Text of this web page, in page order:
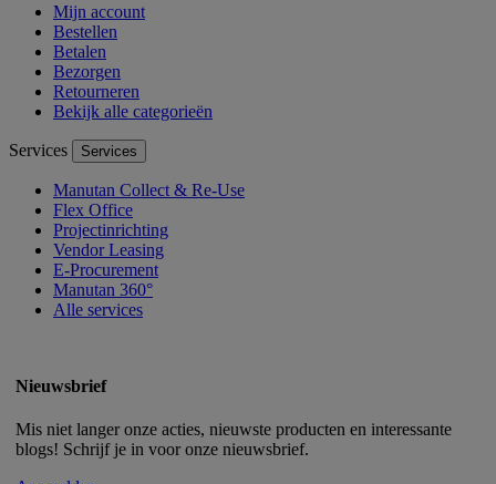
Mijn account
Bestellen
Betalen
Bezorgen
Retourneren
Bekijk alle categorieën
Services Services
Manutan Collect & Re-Use
Flex Office
Projectinrichting
Vendor Leasing
E-Procurement
Manutan 360°
Alle services
Nieuwsbrief
Mis niet langer onze acties, nieuwste producten en interessante
blogs! Schrijf je in voor onze nieuwsbrief.